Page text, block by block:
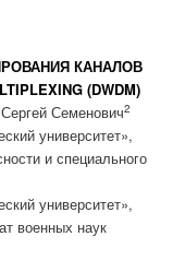
КАНАЛОВ
(DWDM)
Семенович2
университет»,
и специального
университет»,
военных наук